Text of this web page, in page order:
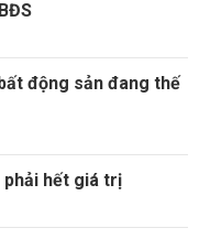
động sản đang thế
phải hết giá trị